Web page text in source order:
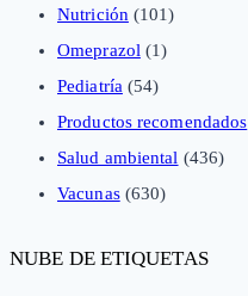
Nutrición (101)
Omeprazol (1)
Pediatría (54)
Productos recomendados
Salud ambiental (436)
Vacunas(630)
NUBE DE ETIQUETAS